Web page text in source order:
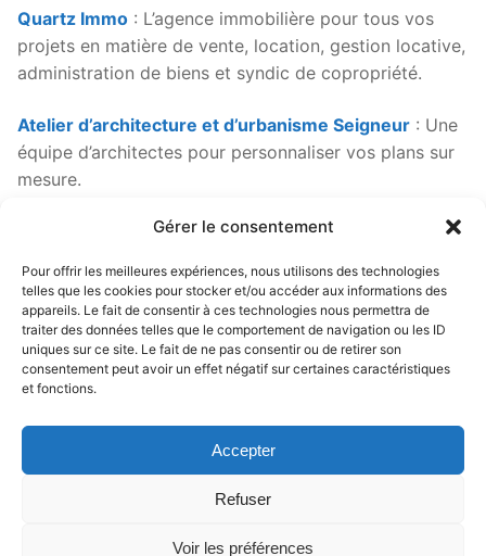
Gérer le consentement
Pour offrir les meilleures expériences, nous utilisons des technologies
telles que les cookies pour stocker et/ou accéder aux informations des
appareils. Le fait de consentir à ces technologies nous permettra de
traiter des données telles que le comportement de navigation ou les ID
uniques sur ce site. Le fait de ne pas consentir ou de retirer son
consentement peut avoir un effet négatif sur certaines caractéristiques
et fonctions.
Accepter
Refuser
Voir les préférences
Quartz Immo : L’agence immobilière pour tous vos
projets en matière de vente, location, gestion locative,
administration de biens et syndic de copropriété.
Atelier d’architecture et d’urbanisme Seigneur : Une
équipe d’architectes pour personnaliser vos plans sur
mesure.
_______________________
Les illustrations et plans contenus sur l’ensemble du
Les caractéristiques présentées ne sont pas définitives
et sont suceptibles d’être modifiées par le promoteur.